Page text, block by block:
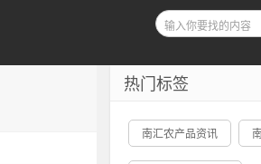
热门标签
南汇农产品资讯